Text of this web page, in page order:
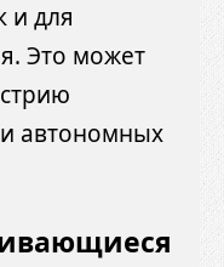
и для
Это может
автономных